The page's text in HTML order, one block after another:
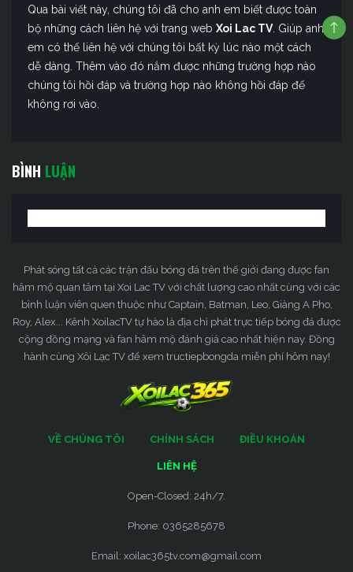
Qua bài viết này, chúng tôi đã cho anh em biết được toàn
bộ những cách liên hệ với trang web Xoi Lac TV. Giúp anh
em có thể liên hệ với chúng tôi bất kỳ lúc nào một cách
dễ dàng. Thêm vào đó nắm được những trường hợp nào
chúng tôi hồi đáp và trường hợp nào không hồi đáp để
không rơi vào.
BÌNH LUẬN
Phát sóng tất cả các trận đấu bóng đá trên thế giới đang được fan
hâm mộ quan tâm tại Xoi Lac TV với chất lượng cao nhất cùng với các
bình luận viên quen thuộc như Captain, Batman, Leo, Giàng A Pho,
Roy, Alex... Kênh XoilacTV tự hào là địa chỉ phát trực tiếp bóng đá được
cộng đồng mạng và fan hâm mộ đánh giá cao nhất hiện nay. Đồng
hành cùng Xôi Lạc TV để xem tructiepbongda miễn phí hôm nay!
VỀ CHÚNG TÔI CHÍNH SÁCH ĐIỀU KHOẢN
LIÊN HỆ
Open-Closed: 24h/7.
Phone: 0365285678
Email: xoilac365tv.com@gmail.com